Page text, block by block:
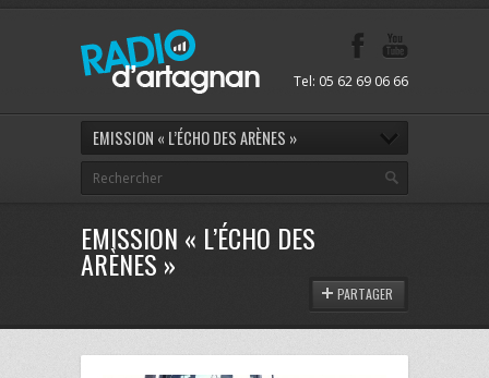
Tel: 05 62 69 06 66
EMISSION « L’ÉCHO DES ARÈNES »
EMISSION « L’ÉCHO DES
ARÈNES »
PARTAGER